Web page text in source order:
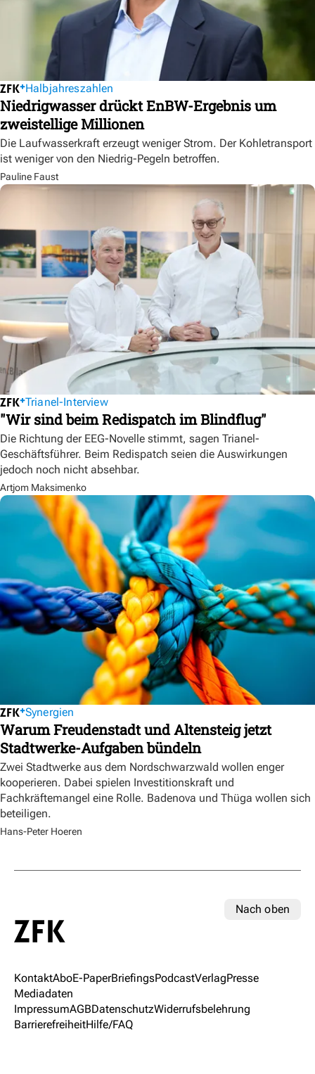
Halbjahreszahlen
Niedrigwasser drückt EnBW-Ergebnis um
zweistellige Millionen
Die Laufwasserkraft erzeugt weniger Strom. Der Kohletransport
ist weniger von den Niedrig-Pegeln betroffen.
Pauline Faust
Trianel-Interview
"Wir sind beim Redispatch im Blindflug"
Die Richtung der EEG-Novelle stimmt, sagen Trianel-
Geschäftsführer. Beim Redispatch seien die Auswirkungen
jedoch noch nicht absehbar.
Artjom Maksimenko
Synergien
Warum Freudenstadt und Altensteig jetzt
Stadtwerke-Aufgaben bündeln
Zwei Stadtwerke aus dem Nordschwarzwald wollen enger
kooperieren. Dabei spielen Investitionskraft und
Fachkräftemangel eine Rolle. Badenova und Thüga wollen sich
beteiligen.
Hans-Peter Hoeren
Nach oben
KontaktAboE-PaperBriefingsPodcastVerlagPresse
Mediadaten
ImpressumAGBDatenschutzWiderrufsbelehrung
BarrierefreiheitHilfe/FAQ